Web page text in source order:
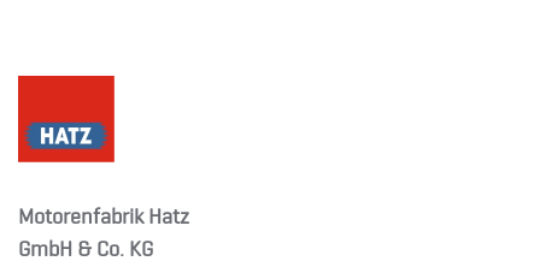
Motorenfabrik Hatz
GmbH & Co. KG